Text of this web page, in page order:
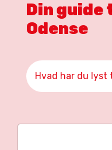
Din guide
Odense